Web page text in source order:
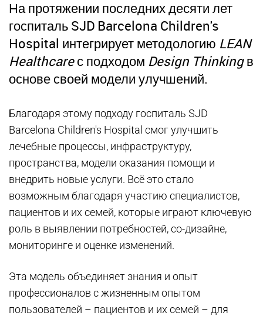
На протяжении последних десяти лет
госпиталь SJD Barcelona Children's
Hospital интегрирует методологию LEAN
Healthcareс подходом Design Thinkingв
основе своей модели улучшений.
Благодаря этому подходу госпиталь SJD
Barcelona Children's Hospital смог улучшить
лечебные процессы, инфраструктуру,
пространства, модели оказания помощи и
внедрить новые услуги. Всё это стало
возможным благодаря участию специалистов,
пациентов и их семей, которые играют ключевую
роль в выявлении потребностей, со-дизайне,
мониторинге и оценке изменений.
Эта модель объединяет знания и опыт
профессионалов с жизненным опытом
пользователей – пациентов и их семей – для